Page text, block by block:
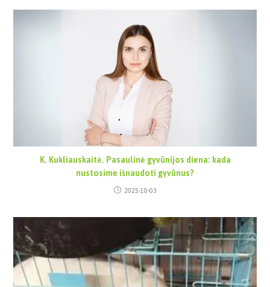
K. Kukliauskaitė. Pasaulinė gyvūnijos diena: kada
nustosime išnaudoti gyvūnus?
2025-10-03